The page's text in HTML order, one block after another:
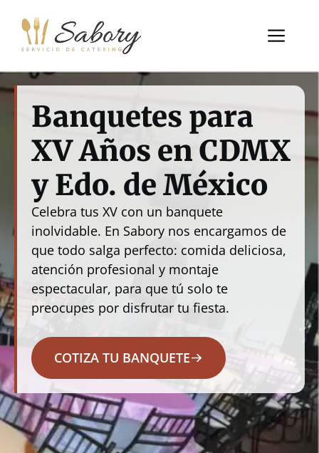
contenido
Banquetes para
XV Años en CDMX
y Edo. de México
Celebra tus XV con un banquete
inolvidable. En Sabory nos encargamos de
que todo salga perfecto: comida deliciosa,
atención profesional y montaje
espectacular, para que tú solo te
preocupes por disfrutar tu fiesta.
COTIZA TU BANQUETE